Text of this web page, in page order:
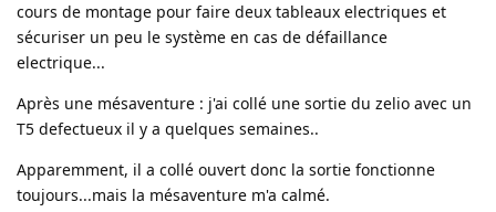
cours de montage pour faire deux tableaux electriques et
sécuriser un peu le système en cas de défaillance
electrique...
Après une mésaventure : j'ai collé une sortie du zelio avec un
T5 defectueux il y a quelques semaines..
Apparemment, il a collé ouvert donc la sortie fonctionne
toujours...mais la mésaventure m'a calmé.